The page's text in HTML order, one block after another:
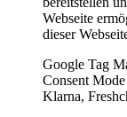
Webseite
dieser
Google Tag
Consent
Klarna,